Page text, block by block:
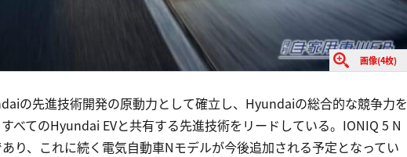
画像(4枚)
の先進技術開発の原動力として確立し、Hyundaiの総合的な競争力を
べてのHyundai EVと共有する先進技術をリードしている。IONIQ 5 N
り、これに続く電気自動車Nモデルが今後追加される予定となってい